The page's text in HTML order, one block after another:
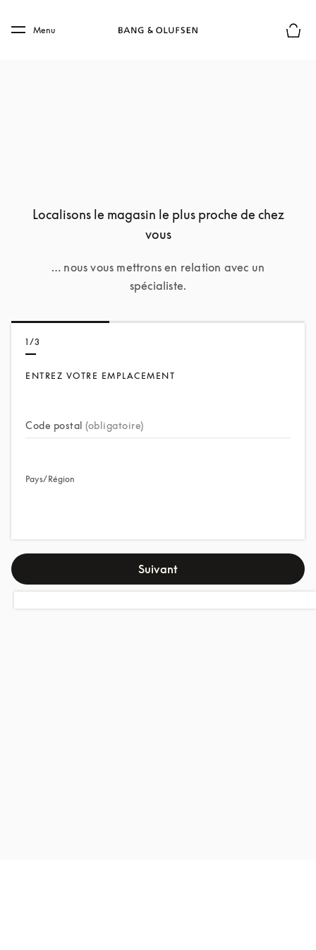
Skip to main footer
Menu
Localisons le magasin le plus proche de chez
vous
… nous vous mettrons en relation avec un
spécialiste.
1/3
ENTREZ VOTRE EMPLACEMENT
Code postal (obligatoire)
Pays/Région
Suivant